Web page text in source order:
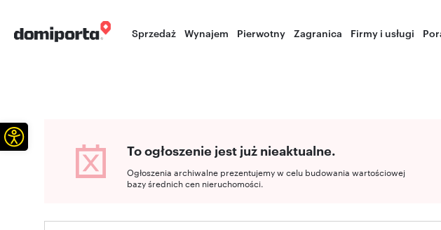
Sprzedaż Wynajem Pierwotny Zagranica Firmy i usługi
To ogłoszenie jest już nieaktualne.
Ogłoszenia archiwalne prezentujemy w celu budowania wartościowej
bazy średnich cen nieruchomości.
Otwórz pasek narzędzi